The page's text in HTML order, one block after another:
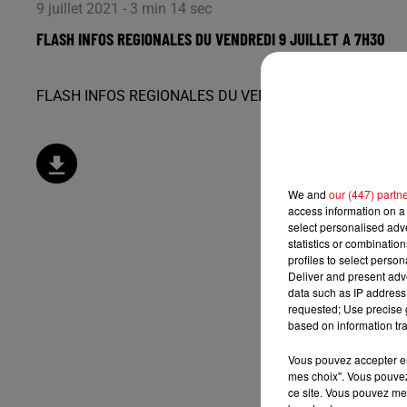
9 juillet 2021 - 3 min 14 sec
FLASH INFOS REGIONALES DU VENDREDI 9 JUILLET A 7H30
FLASH INFOS REGIONALES DU VENDREDI 9 JUILLET A
We and our (447)
access information on
select personalised
statistics or
profiles to select
Deliver and present
data such as IP
requested; Use precise
based on information
Vous pouvez accepter
mes choix". Vous
ce site. Vous pouvez